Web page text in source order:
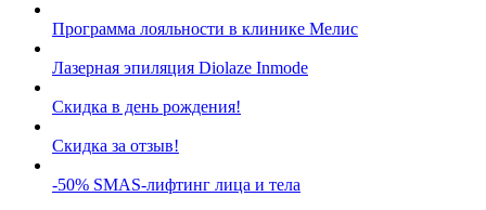
Программа лояльности в клинике Мелис
Лазерная эпиляция Diolaze Inmode
Скидка в день рождения!
Скидка за отзыв!
-50% SMAS-лифтинг лица и тела